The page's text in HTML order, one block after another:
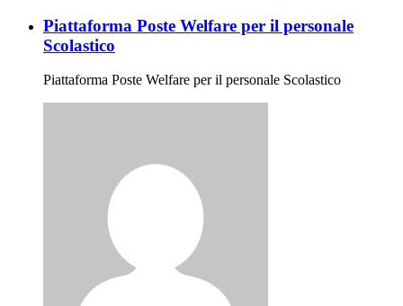
Piattaforma Poste Welfare per il personale
Scolastico
Piattaforma Poste Welfare per il personale Scolastico